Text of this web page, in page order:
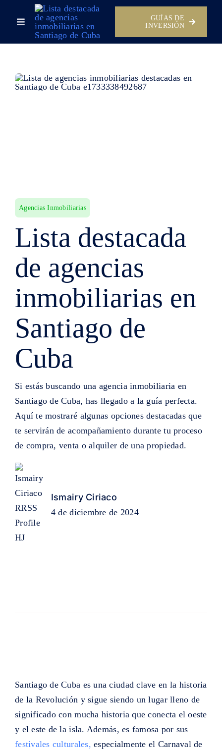
Toggle
Navigation
Guías
GUÍAS DE
INVERSIÓN
Agencias Inmobiliarias
Lista destacada
de agencias
inmobiliarias en
Santiago de
Cuba
Si estás buscando una agencia inmobiliaria en
Santiago de Cuba, has llegado a la guía perfecta.
Aquí te mostraré algunas opciones destacadas que
te servirán de acompañamiento durante tu proceso
de compra, venta o alquiler de una propiedad.
Ismairy Ciriaco
4 de diciembre de 2024
Santiago de Cuba es una ciudad clave en la historia
de la Revolución y sigue siendo un lugar lleno de
significado con mucha historia que conecta el oeste
y el este de la isla. Además, es famosa por sus
festivales culturales, especialmente el Carnaval de